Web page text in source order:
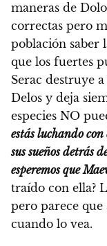
maneras de
correctas pero
población saber
que los fuertes
Serac destruye
Delos y deja
especies NO
estás luchando
sus sueños detrás
esperemos que
traído con ella?
pero parece que
cuando lo vea.